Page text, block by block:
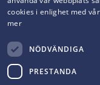
cookies i enlighet med
mer
NÖDVÄNDIGA
PRESTANDA